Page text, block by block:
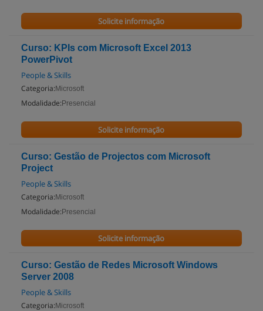
Solicite informação
Curso: KPIs com Microsoft Excel 2013
PowerPivot
People & Skills
Categoria: Microsoft
Modalidade: Presencial
Solicite informação
Curso: Gestão de Projectos com Microsoft
Project
People & Skills
Categoria: Microsoft
Modalidade: Presencial
Solicite informação
Curso: Gestão de Redes Microsoft Windows
Server 2008
People & Skills
Categoria: Microsoft